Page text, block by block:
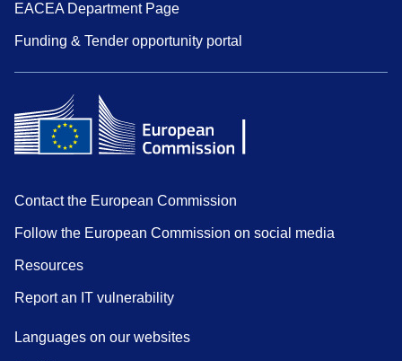
EACEA Department Page
Funding & Tender opportunity portal
Contact the European Commission
Follow the European Commission on social media
Resources
Report an IT vulnerability
Languages on our websites